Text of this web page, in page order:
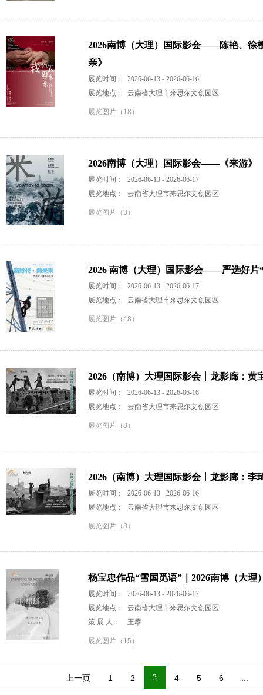
2026南博（大理）国际影会——陈艳、徐
亲》
展览时间：
2026-06-13 - 2026-06-16
展览地点：
云南省大理市来思尔文创园区
展览图片（18）
2026南博（大理）国际影会——《来游》
展览时间：
2026-06-13 - 2026-06-17
展览地点：
云南省大理市来思尔文创园区
展览图片（3）
2026 南博（大理）国际影会——严选好片
展览时间：
2026-06-13 - 2026-06-17
展览地点：
云南省大理市来思尔文创园区
展览图片（48）
2026（南博）大理国际影会丨龙影廊：黄
展览时间：
2026-06-13 - 2026-06-16
展览地点：
云南省大理市来思尔文创园区
展览图片（8）
2026（南博）大理国际影会丨龙影廊：李
展览时间：
2026-06-13 - 2026-06-16
展览地点：
云南省大理市来思尔文创园区
展览图片（8）
杨宝忠作品“雪国觅语”｜2026南博（大理
展览时间：
2026-06-13 - 2026-06-17
展览地点：
云南省大理市来思尔文创园区
策 展 人：
王攀
展览图片（15）
上一页 1 2 3 4 5 6